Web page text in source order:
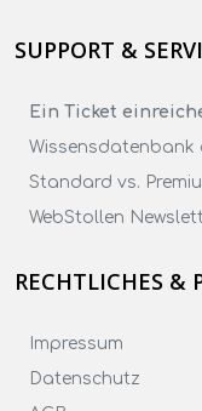
SUPPORT &
Ein Ticket
Wissensdatenbank
Standard vs.
WebStollen
RECHTLICHES &
Impressum
Datenschutz